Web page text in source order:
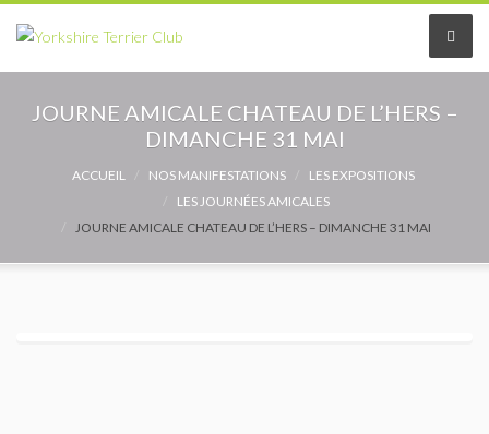
JOURNE AMICALE CHATEAU DE L’HERS –
DIMANCHE 31 MAI
ACCUEIL NOS MANIFESTATIONS
LES EXPOSITIONS
LES JOURNÉES AMICALES
JOURNE AMICALE CHATEAU DE L’HERS – DIMANCHE 31 MAI